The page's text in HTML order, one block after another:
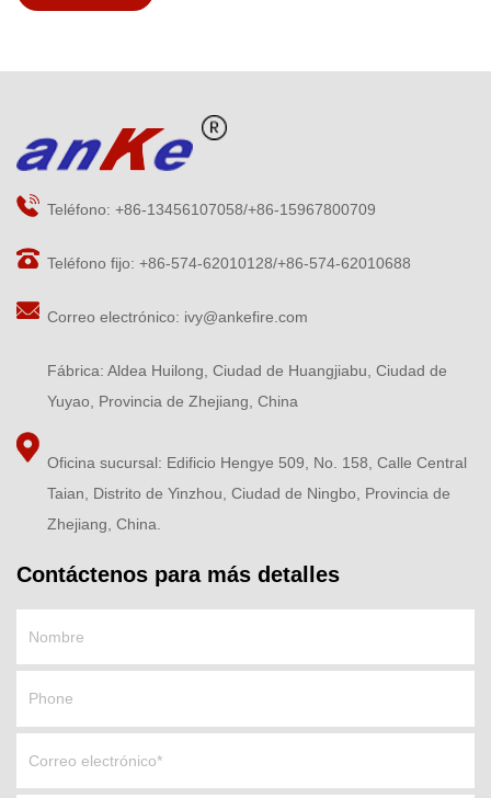
Teléfono: +86-13456107058/+86-15967800709
Teléfono fijo: +86-574-62010128/+86-574-62010688
Correo electrónico: ivy@ankefire.com
Fábrica: Aldea Huilong, Ciudad de Huangjiabu, Ciudad de
Yuyao, Provincia de Zhejiang, China
Oficina sucursal: Edificio Hengye 509, No. 158, Calle Central
Taian, Distrito de Yinzhou, Ciudad de Ningbo, Provincia de
Zhejiang, China.
Contáctenos para más detalles